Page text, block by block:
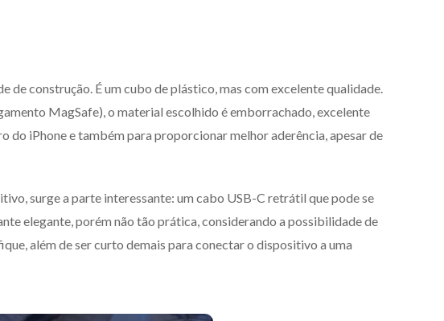
de construção. É um cubo de plástico, mas com excelente qualidade.
MagSafe), o material escolhido é emborrachado, excelente
do iPhone e também para proporcionar melhor aderência, apesar de
surge a parte interessante: um cabo USB-C retrátil que pode se
elegante, porém não tão prática, considerando a possibilidade de
além de ser curto demais para conectar o dispositivo a uma